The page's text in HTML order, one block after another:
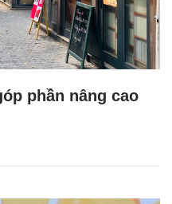
phần nâng cao